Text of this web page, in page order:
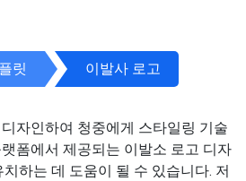
릿 이발사 로고
자인하여 청중에게 스타일링 기술
폼에서 제공되는 이발소 로고 디자
하는 데 도움이 될 수 있습니다. 저